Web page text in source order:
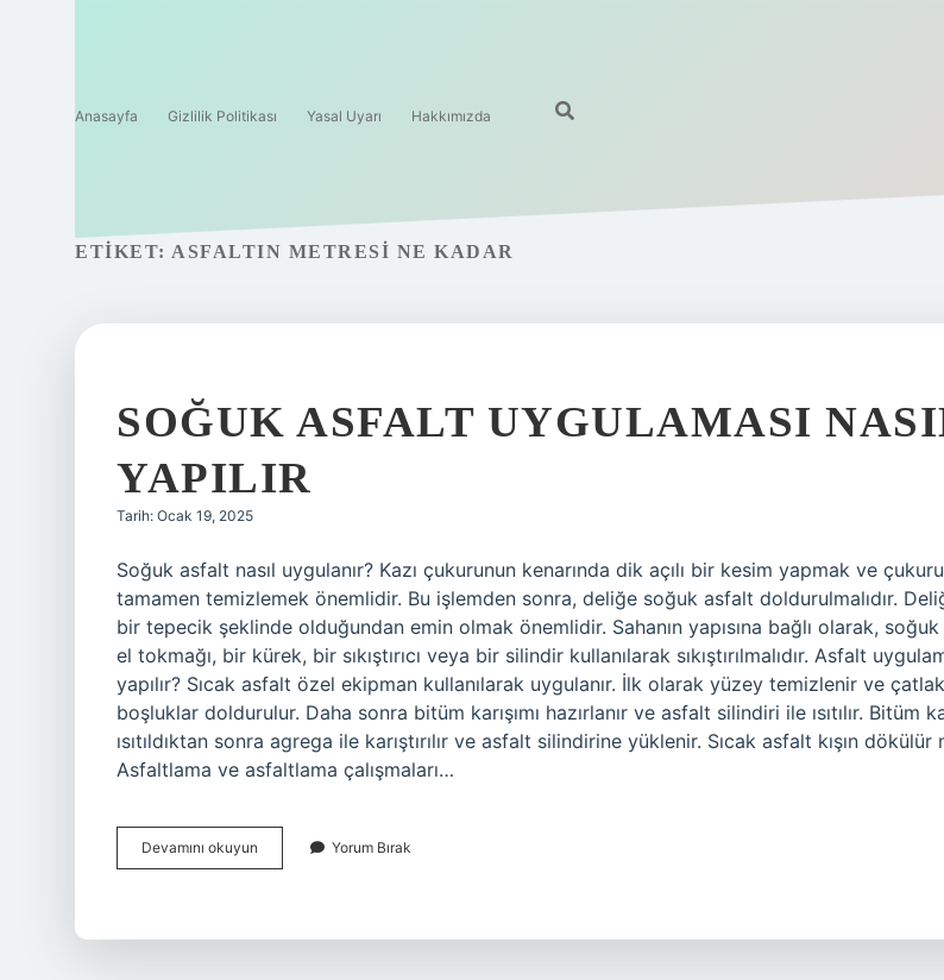
Anasayfa Gizlilik Politikası Yasal Uyarı Hakkımızda
ETIKET: ASFALTIN METRESI NE KADAR
SOĞUK ASFALT UYGULAMASI
YAPILIR
Tarih: Ocak 19, 2025
Soğuk asfalt nasıl uygulanır? Kazı çukurunun kenarında dik açılı bir kesim yapmak ve çukuru
tamamen temizlemek önemlidir. Bu işlemden sonra, deliğe soğuk asfalt doldurulmalıdır.
bir tepecik şeklinde olduğundan emin olmak önemlidir. Sahanın yapısına bağlı olarak,
el tokmağı, bir kürek, bir sıkıştırıcı veya bir silindir kullanılarak sıkıştırılmalıdır. Asfalt
yapılır? Sıcak asfalt özel ekipman kullanılarak uygulanır. İlk olarak yüzey temizlenir ve
boşluklar doldurulur. Daha sonra bitüm karışımı hazırlanır ve asfalt silindiri ile ısıtılır. Bitüm
ısıtıldıktan sonra agrega ile karıştırılır ve asfalt silindirine yüklenir. Sıcak asfalt kışın dökülür
Asfaltlama ve asfaltlama çalışmaları…
Devamını okuyun
Asfalt
Yorum Bırak